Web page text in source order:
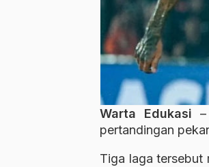
Warta Edukasi
pertandingan
Tiga laga tersebut